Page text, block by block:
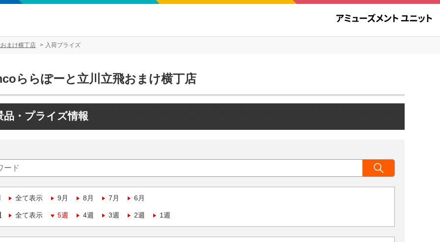
まけ横丁店 入荷プライズ
ららぽーと立川立飛おまけ横丁店
品・プライズ情報
全て表示 9月 8月 7月 6月
全て表示 5週 4週 3週 2週 1週